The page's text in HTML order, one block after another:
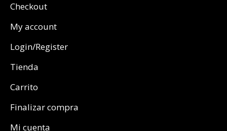
Checkout
My account
Login/Register
Tienda
Carrito
Finalizar compra
Mi cuenta